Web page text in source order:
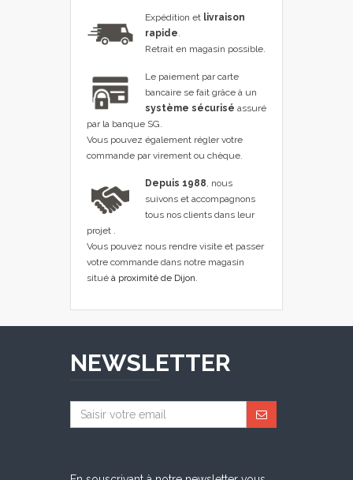
Expédition et livraison
rapide.
Retrait en magasin possible.
Le paiement par carte
bancaire se fait grâce à un
système sécurisé assuré
par la banque SG.
Vous pouvez également régler votre
commande par virement ou chèque.
Depuis 1988, nous
suivons et accompagnons
tous nos clients dans leur
projet .
Vous pouvez nous rendre visite et passer
votre commande dans notre magasin
situé à proximité de Dijon.
NEWSLETTER